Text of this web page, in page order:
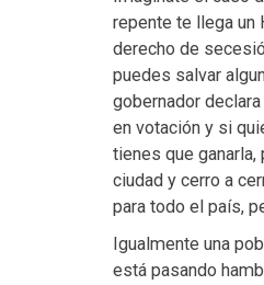
repente te llega un
derecho de
puedes salvar
gobernador
en votación y si
tienes que ganarla,
ciudad y cerro a
para todo el país,
Igualmente una
está pasando